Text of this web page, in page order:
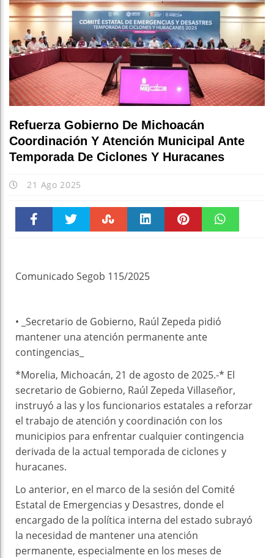
Refuerza Gobierno De Michoacán
Coordinación Y Atención Municipal Ante
Temporada De Ciclones Y Huracanes
21 Ago 2025
Comunicado Segob 115/2025
• _Secretario de Gobierno, Raúl Zepeda pidió
mantener una atención permanente ante
contingencias_
*Morelia, Michoacán, 21 de agosto de 2025.-* El
secretario de Gobierno, Raúl Zepeda Villaseñor,
instruyó a las y los funcionarios estatales a reforzar
el trabajo de atención y coordinación con los
municipios para enfrentar cualquier contingencia
derivada de la actual temporada de ciclones y
huracanes.
Lo anterior, en el marco de la sesión del Comité
Estatal de Emergencias y Desastres, donde el
encargado de la política interna del estado subrayó
la necesidad de mantener una atención
permanente, especialmente en los meses de